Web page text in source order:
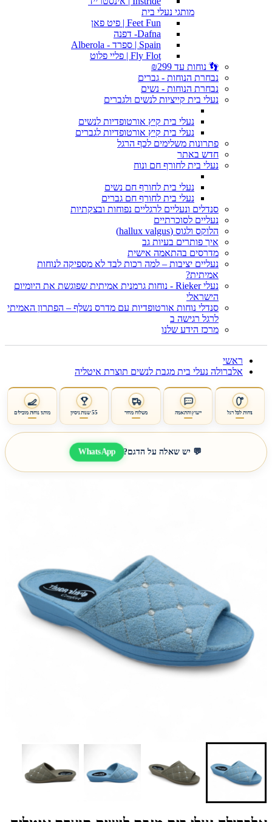
מותגי נעלי בית
Feet Fun | פיט פאן
Dafna- דפנה
Spain | ספרד - Alberola
Fly Flot | פליי פלוט
👣 נוחות עד ₪299
נבחרת הנוחות - גברים
נבחרת הנוחות - נשים
נעלי בית קייציות לנשים ולגברים
נעלי בית קיץ אורטופדיות לנשים
נעלי בית קיץ אורטופדיות לגברים
פתרונות משלימים לכף הרגל
חדש באתר
נעלי בית לחורף חם ונוח
נעלי בית לחורף חם נשים
נעלי בית לחורף חם גברים
סנדלים ונעליים לרגליים נפוחות ובצקתיות
נעליים לסוכרתיים
הלוקס ולגוס (hallux valgus)
איך פותרים בעיות גב
מדרסים בהתאמה אישית
נעליים יציבות – למה רכות לבד לא מספיקה לנוחות
אמיתית?
נעלי Rieker - נוחות גרמנית אמיתית שפוגשת את היומיום
הישראלי
סנדלי נוחות אורטופדיות עם מדרס נשלף – הפתרון האמיתי
לרגל רגישה ב
מרכז הידע שלנו
ראשי
אלברולה נעלי בית מגבת לנשים תוצרת איטליה
נוחות לכל רגל ייעוץ והתאמה משלוח מהיר 55 שנות ניסיון מותגי נוחות מובילים
💬 יש שאלה על הדגם? WhatsApp